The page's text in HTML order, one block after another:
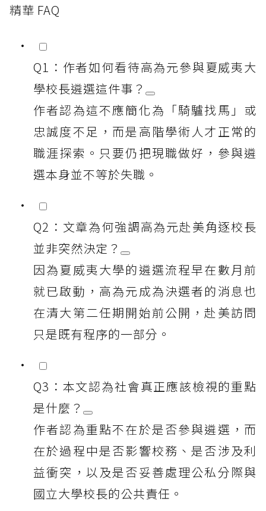
精華 FAQ
Q1：作者如何看待高為元參與夏威夷大
學校長遴選這件事？
作者認為這不應簡化為「騎驢找馬」或
忠誠度不足，而是高階學術人才正常的
職涯探索。只要仍把現職做好，參與遴
選本身並不等於失職。
Q2：文章為何強調高為元赴美角逐校長
並非突然決定？
因為夏威夷大學的遴選流程早在數月前
就已啟動，高為元成為決選者的消息也
在清大第二任期開始前公開，赴美訪問
只是既有程序的一部分。
Q3：本文認為社會真正應該檢視的重點
是什麼？
作者認為重點不在於是否參與遴選，而
在於過程中是否影響校務、是否涉及利
益衝突，以及是否妥善處理公私分際與
國立大學校長的公共責任。